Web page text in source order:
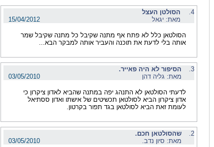
4.
הסולטן העצל
מאת: יגאל
15/04/2012
הסולטאן כלל לא פתח אף מתנה שקיבל כל מתנה שקיבל שמר
אותה בלי לדעת את תוכנה והעביר אותה למבקר הבא...
3.
הסיפור לא היה פאייר.
מאת: גליה דהן
03/05/2010
לדעתי הסולטאן לא התנהג יפה במתנה שהביא לאדון ציקרון כי
אדון ציקרון הביא לסולטאן תכשיטים של אישתו ואדון ססתיאל
לעומת זאת הביא לסולטאן בגד תפור בקרטון.
2.
שהסולטאן חכם.
מאת: סיון נדב.
03/05/2010